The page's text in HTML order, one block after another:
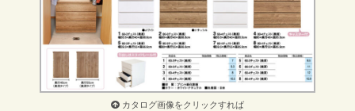
カタログ画像をクリックすれば